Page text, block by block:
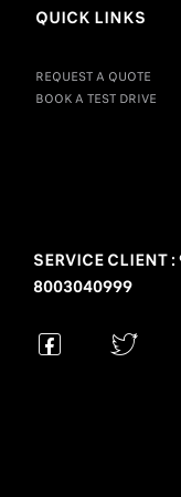
QUICK LINKS
REQUEST A QUOTE
BOOK A TEST DRIVE
SERVICE CLIENT
8003040999